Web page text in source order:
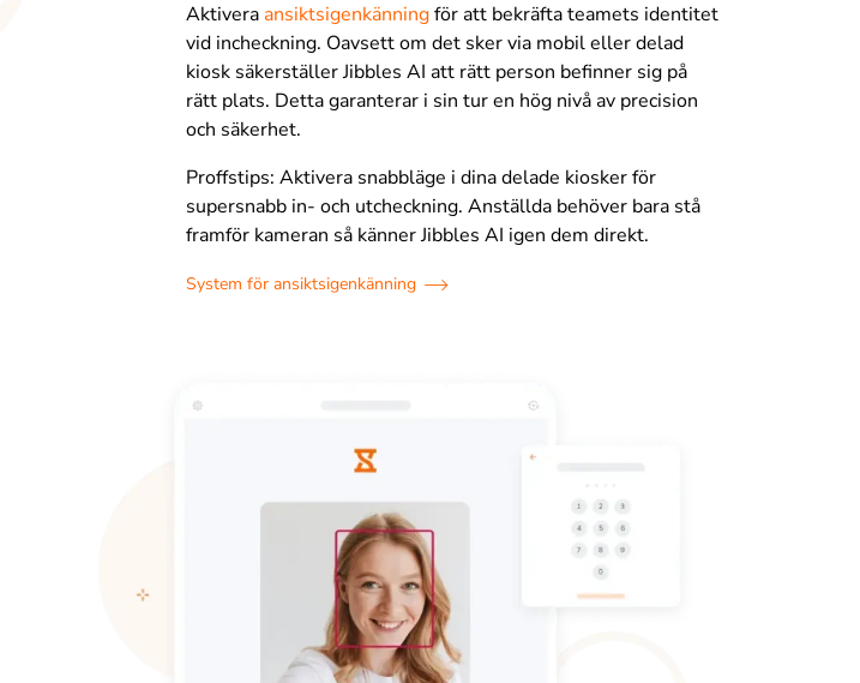
Aktiveraansiktsigenkänningför att bekräfta teamets identitet
vid incheckning. Oavsett om det sker via mobil eller delad
kiosk säkerställer Jibbles AI att rätt person befinner sig på
rätt plats. Detta garanterar i sin tur en hög nivå av precision
och säkerhet.
Proffstips: Aktivera snabbläge i dina delade kiosker för
supersnabb in- och utcheckning. Anställda behöver bara stå
framför kameran så känner Jibbles AI igen dem direkt.
System för ansiktsigenkänning